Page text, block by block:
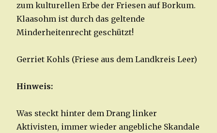
zum kulturellen Erbe der Friesen auf Borkum.
Klaasohm ist durch das geltende
Minderheitenrecht geschützt!
Gerriet Kohls (Friese aus dem Landkreis Leer)
Hinweis:
Was steckt hinter dem Drang linker
Aktivisten, immer wieder angebliche Skandale